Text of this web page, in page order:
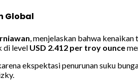
Global
, menjelaskan bahwa
di level USD 2.412 per troy ounce
ekspektasi penurunan suku